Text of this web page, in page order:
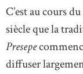
C’est au cours
siècle que la
Presepe
diffuser